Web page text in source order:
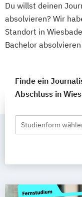
Du willst deinen
absolvieren? Wir
Standort in
Bachelor
Finde ein
Abschluss in
Studienform